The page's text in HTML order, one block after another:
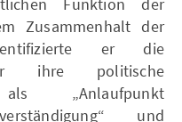
Zusammenhalt der
er die
ihre politische
als „Anlaufpunkt
und